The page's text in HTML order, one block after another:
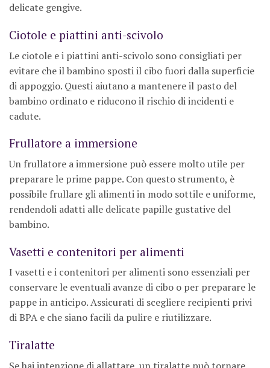
delicate gengive.
Ciotole e piattini anti-scivolo
Le ciotole e i piattini anti-scivolo sono consigliati per
evitare che il bambino sposti il cibo fuori dalla superficie
di appoggio. Questi aiutano a mantenere il pasto del
bambino ordinato e riducono il rischio di incidenti e
cadute.
Frullatore a immersione
Un frullatore a immersione può essere molto utile per
preparare le prime pappe. Con questo strumento, è
possibile frullare gli alimenti in modo sottile e uniforme,
rendendoli adatti alle delicate papille gustative del
bambino.
Vasetti e contenitori per alimenti
I vasetti e i contenitori per alimenti sono essenziali per
conservare le eventuali avanze di cibo o per preparare le
pappe in anticipo. Assicurati di scegliere recipienti privi
di BPA e che siano facili da pulire e riutilizzare.
Tiralatte